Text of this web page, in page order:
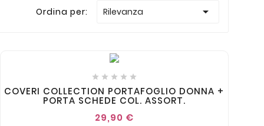
Ordina per: Rilevanza 
    
COVERI COLLECTION PORTAFOGLIO DONNA +
PORTA SCHEDE COL. ASSORT.
29,90 €